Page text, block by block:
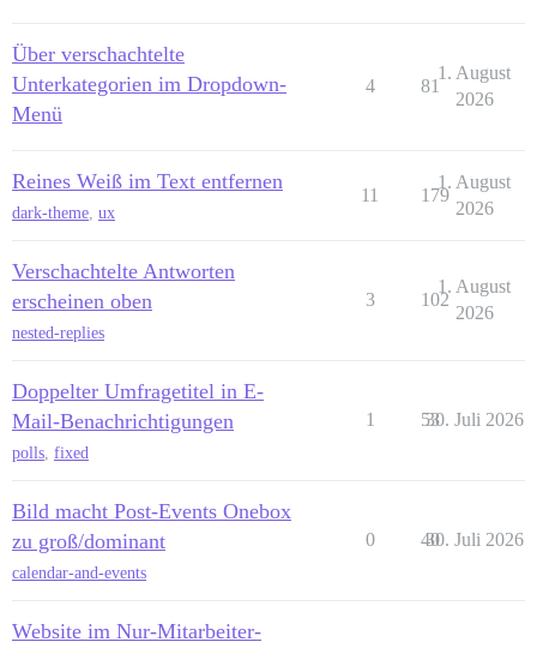
Über verschachtelte
Unterkategorien im Dropdown-
Menü
4 81
1. August
2026
Reines Weiß im Text entfernen
dark-theme, ux
11 179
1. August
2026
Verschachtelte Antworten
erscheinen oben
nested-replies
3 102
1. August
2026
Doppelter Umfragetitel in E-
Mail-Benachrichtigungen
polls, fixed
1 53
30. Juli 2026
Bild macht Post-Events Onebox
zu groß/dominant
calendar-and-events
0 40
30. Juli 2026
Website im Nur-Mitarbeiter-